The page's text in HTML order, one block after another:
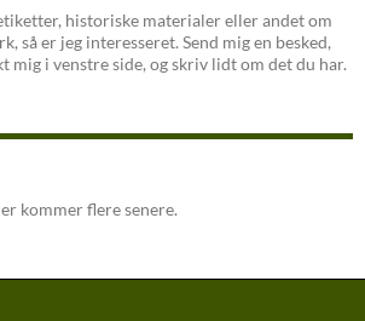
historiske materialer eller andet om
så er jeg interesseret. Send mig en besked,
mig i venstre side, og skriv lidt om det du har.
kommer flere senere.